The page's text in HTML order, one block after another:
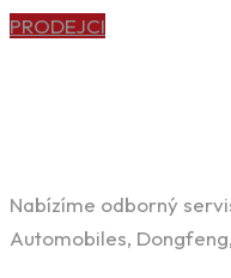
PRODEJCI
Nabízíme odborný
Automobiles,